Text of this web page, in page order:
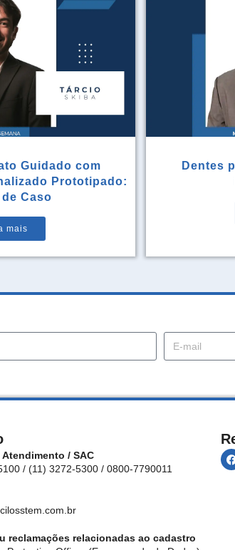
Guidado com
Prototipado:
de Caso
mais
Dentes
/ SAC
/ (11) 3272-5300 / 0800-7790011
reclamações relacionadas ao cadastro